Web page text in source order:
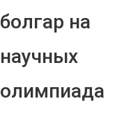
болгар на
научных
олимпиада